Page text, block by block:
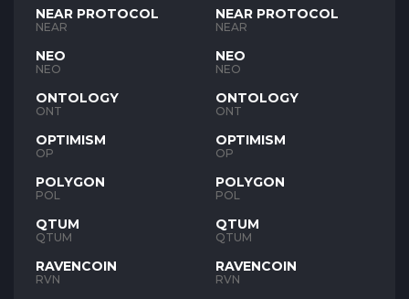
NEAR PROTOCOL
NEAR
NEO
NEO
ONTOLOGY
ONT
OPTIMISM
OP
POLYGON
POL
QTUM
QTUM
RAVENCOIN
RVN
NEAR PROTOCOL
NEAR
NEO
NEO
ONTOLOGY
ONT
OPTIMISM
OP
POLYGON
POL
QTUM
QTUM
RAVENCOIN
RVN